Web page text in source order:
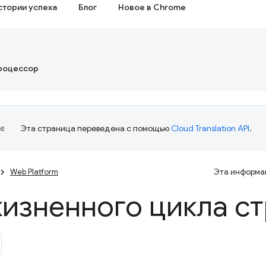
успеха Блог Новое в Chrome
Эта страница переведена с помощьюCloud Translation API.
Web Platform Эта
цикла